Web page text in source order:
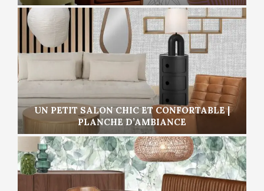
UN PETIT SALON CHIC ET CONFORTABLE |
PLANCHE D’AMBIANCE